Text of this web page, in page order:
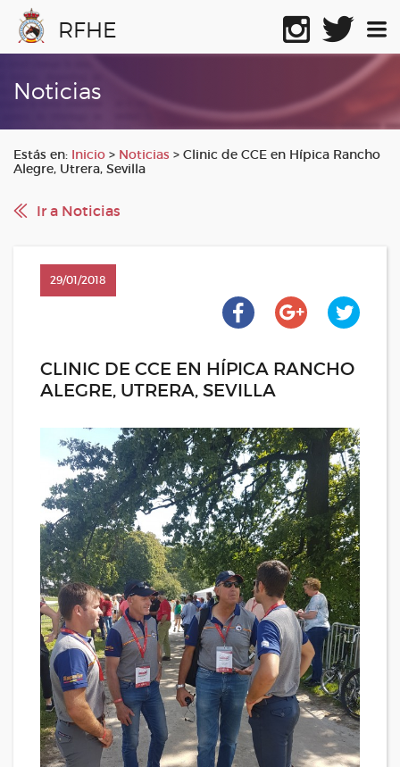
RFHE
Noticias
Estás en: Inicio > Noticias > Clinic de CCE en Hípica Rancho
Alegre, Utrera, Sevilla
Ir a Noticias
29/01/2018
CLINIC DE CCE EN HÍPICA RANCHO
ALEGRE, UTRERA, SEVILLA